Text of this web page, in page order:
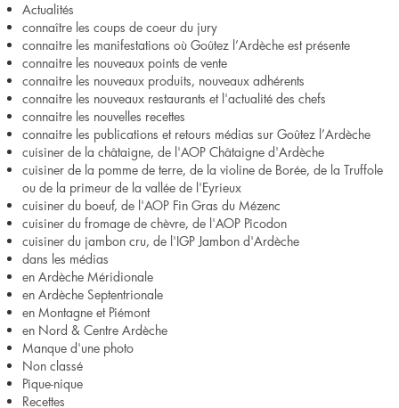
Actualités
connaître les coups de coeur du jury
connaitre les manifestations où Goûtez l’Ardèche est présente
connaitre les nouveaux points de vente
connaitre les nouveaux produits, nouveaux adhérents
connaitre les nouveaux restaurants et l'actualité des chefs
connaitre les nouvelles recettes
connaitre les publications et retours médias sur Goûtez l’Ardèche
cuisiner de la châtaigne, de l'AOP Châtaigne d'Ardèche
cuisiner de la pomme de terre, de la violine de Borée, de la Truffole
ou de la primeur de la vallée de l'Eyrieux
cuisiner du boeuf, de l'AOP Fin Gras du Mézenc
cuisiner du fromage de chèvre, de l'AOP Picodon
cuisiner du jambon cru, de l'IGP Jambon d'Ardèche
dans les médias
en Ardèche Méridionale
en Ardèche Septentrionale
en Montagne et Piémont
en Nord & Centre Ardèche
Manque d'une photo
Non classé
Pique-nique
Recettes